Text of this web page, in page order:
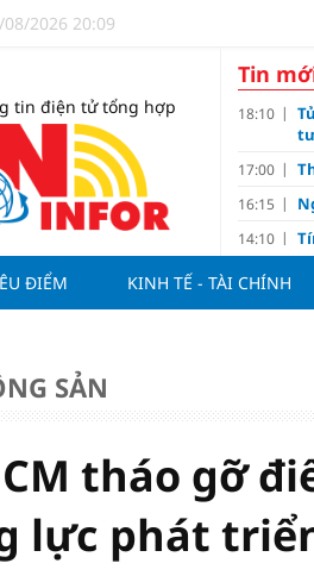
2026 20:09
tin điện tử tổng hợp
Tin
18:10
17:00
16:15
14:10
11:00
09:00
08:15
07:00
ĐIỂM KINH TẾ - TÀI CHÍNH
SẢN
tháo gỡ
lực phát